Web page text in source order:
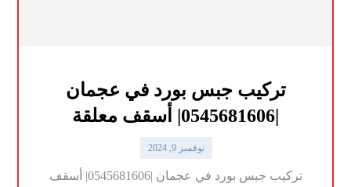
تركيب جبس بورد في عجمان
نوفمبر 9, 2024
تركيب جبس بورد في عجمان |0545681606| أسقف